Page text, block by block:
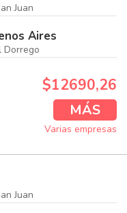
Juan
Aires
Dorrego
$12690,26
MÁS
Varias empresas
Juan